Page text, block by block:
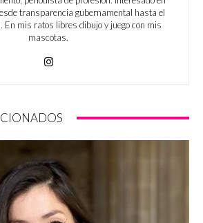
transparencia gubernamental hasta el
En mis ratos libres dibujo y juego con mis
mascotas.